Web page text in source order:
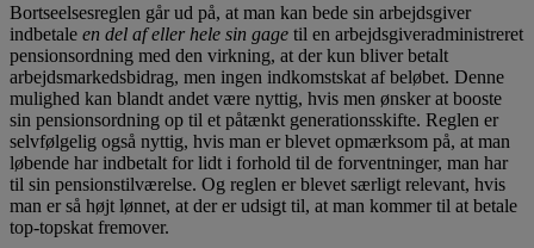
Bortseelsesreglen går ud på, at man kan bede sin arbejdsgiver
indbetale en del af eller hele sin gage til en arbejdsgiveradministreret
pensionsordning med den virkning, at der kun bliver betalt
arbejdsmarkedsbidrag, men ingen indkomstskat af beløbet. Denne
mulighed kan blandt andet være nyttig, hvis men ønsker at booste
sin pensionsordning op til et påtænkt generationsskifte. Reglen er
selvfølgelig også nyttig, hvis man er blevet opmærksom på, at man
løbende har indbetalt for lidt i forhold til de forventninger, man har
til sin pensionstilværelse. Og reglen er blevet særligt relevant, hvis
man er så højt lønnet, at der er udsigt til, at man kommer til at betale
top-topskat fremover.